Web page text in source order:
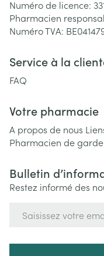
Numéro de licence:
Pharmacien
Numéro TVA:
Service à la
FAQ
Votre pharmacie
A propos de nous
Pharmacien de garde
Bulletin
Restez informé des